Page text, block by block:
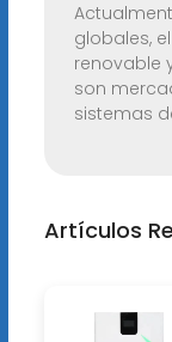
globales,
renovable
son
sistemas
Artículos